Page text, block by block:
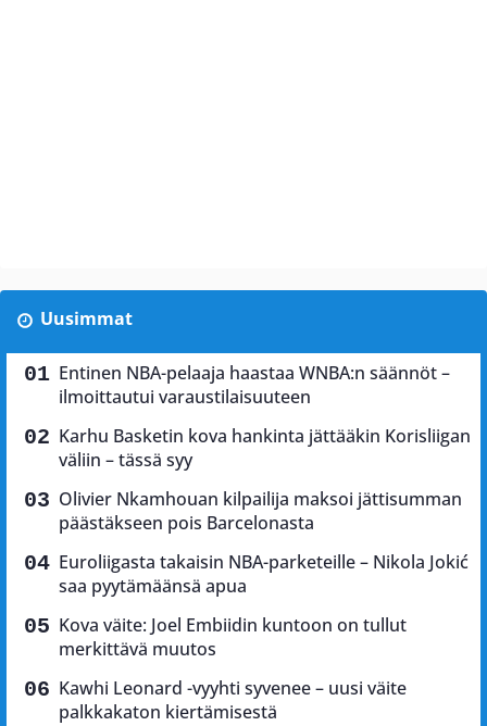
Uusimmat
Entinen NBA-pelaaja haastaa WNBA:n säännöt –
ilmoittautui varaustilaisuuteen
Karhu Basketin kova hankinta jättääkin Korisliigan
väliin – tässä syy
Olivier Nkamhouan kilpailija maksoi jättisumman
päästäkseen pois Barcelonasta
Euroliigasta takaisin NBA-parketeille – Nikola Jokić
saa pyytämäänsä apua
Kova väite: Joel Embiidin kuntoon on tullut
merkittävä muutos
Kawhi Leonard -vyyhti syvenee – uusi väite
palkkakaton kiertämisestä